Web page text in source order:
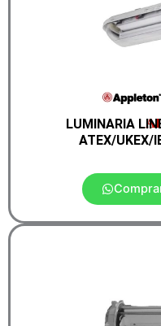
LUMINARIA
ATEX/UKEX/